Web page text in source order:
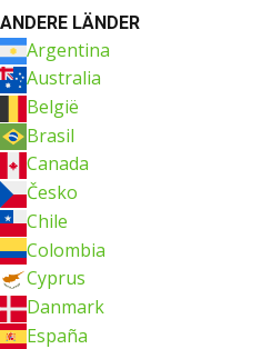
ANDERE LÄNDER
Argentina
Australia
België
Brasil
Canada
Česko
Chile
Colombia
Cyprus
Danmark
España